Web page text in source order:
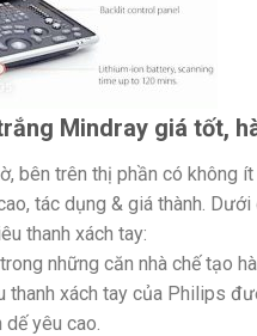
Mindray giá tốt,
bên trên thị phần có không
tác dụng & giá thành.
thanh xách tay:
những căn nhà chế tạo
xách tay của Philips
yêu cao.